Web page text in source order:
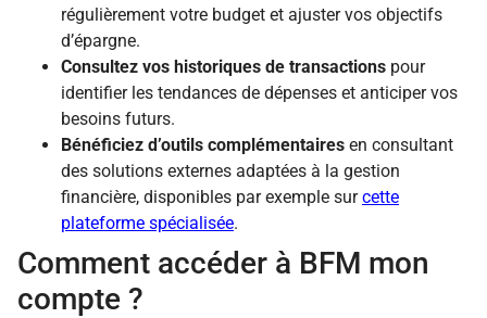
régulièrement votre budget et ajuster vos objectifs
d’épargne.
Consultez vos historiques de transactions pour
identifier les tendances de dépenses et anticiper vos
besoins futurs.
Bénéficiez d’outils complémentaires en consultant
des solutions externes adaptées à la gestion
financière, disponibles par exemple surcette
plateforme spécialisée.
Comment accéder à BFM mon
compte ?